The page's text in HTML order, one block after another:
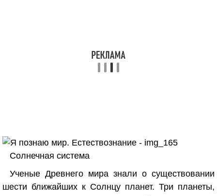
Солнечная система
Ученые Древнего мира знали о существовании
шести ближайших к Солнцу планет. Три планеты,